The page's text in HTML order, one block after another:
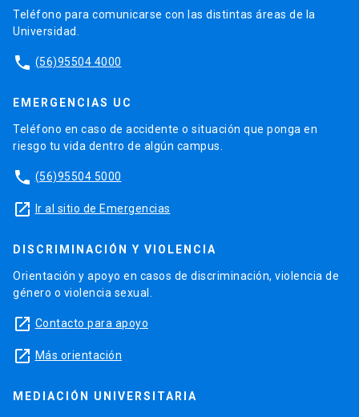
Teléfono para comunicarse con las distintas áreas de la
Universidad.
phone (56)95504 4000
EMERGENCIAS UC
Teléfono en caso de accidente o situación que ponga en
riesgo tu vida dentro de algún campus.
phone (56)95504 5000
launch Ir al sitio de Emergencias
DISCRIMINACIÓN Y VIOLENCIA
Orientación y apoyo en casos de discriminación, violencia de
género o violencia sexual.
launch Contacto para apoyo
launch Más orientación
MEDIACIÓN UNIVERSITARIA